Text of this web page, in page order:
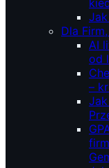
Dla
AI
od
–